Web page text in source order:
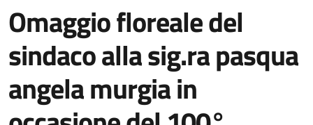
Omaggio floreale del
sindaco alla sig.ra pasqua
angela murgia in